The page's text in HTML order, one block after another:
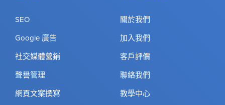
SEO
Google 廣告
社交媒體營銷
聲譽管理
網頁文案撰寫
關於我們
加入我們
客戶評價
聯絡我們
教學中心